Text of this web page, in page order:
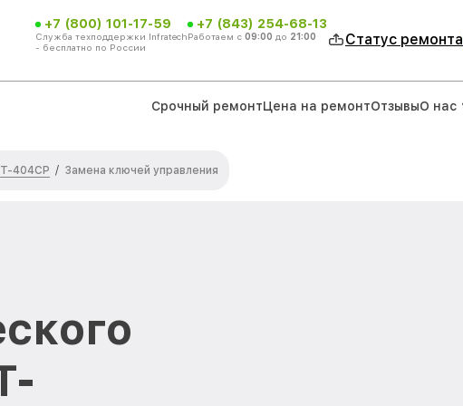
+7 (800) 101-17-59
Служба техподдержки Infratech
- бесплатно по России
+7 (843) 254-68-13
Работаем с 09:00 до 21:00 Статус ремонта
Срочный ремонтЦена на ремонтОтзывыО нас
404CP / Замена ключей управления